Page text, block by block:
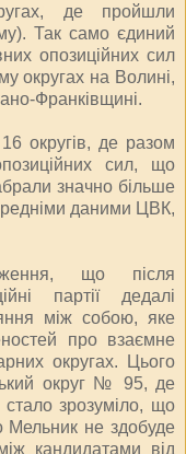
де пройшли
Так само єдиний
опозиційних сил
округах на Волині,
Франківщині.
округів, де разом
сил, що
значно більше
даними ЦВК,
що після
партії дедалі
між собою, яке
про взаємне
округах. Цього
округ № 95, де
зрозуміло, що
Мельник не здобуде
кандидатами від